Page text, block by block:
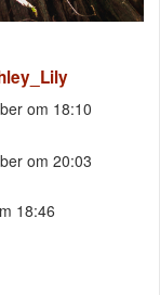
om 18:10
om 20:03
18:46